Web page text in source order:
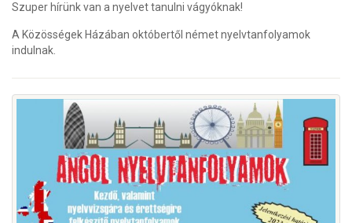
Szuper hírünk van a nyelvet tanulni vágyóknak!
A Közösségek Házában októbertől német nyelvtanfolyamok
indulnak.